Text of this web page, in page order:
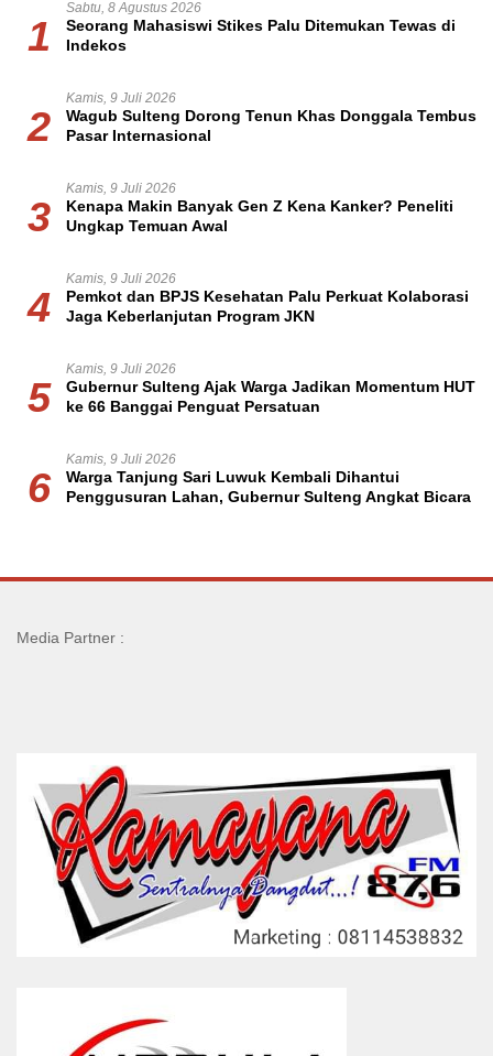
1
Sabtu, 8 Agustus 2026
Seorang Mahasiswi Stikes Palu Ditemukan Tewas di
Indekos
2
Kamis, 9 Juli 2026
Wagub Sulteng Dorong Tenun Khas Donggala Tembus
Pasar Internasional
3
Kamis, 9 Juli 2026
Kenapa Makin Banyak Gen Z Kena Kanker? Peneliti
Ungkap Temuan Awal
4
Kamis, 9 Juli 2026
Pemkot dan BPJS Kesehatan Palu Perkuat Kolaborasi
Jaga Keberlanjutan Program JKN
5
Kamis, 9 Juli 2026
Gubernur Sulteng Ajak Warga Jadikan Momentum HUT
ke 66 Banggai Penguat Persatuan
6
Kamis, 9 Juli 2026
Warga Tanjung Sari Luwuk Kembali Dihantui
Penggusuran Lahan, Gubernur Sulteng Angkat Bicara
Media Partner :